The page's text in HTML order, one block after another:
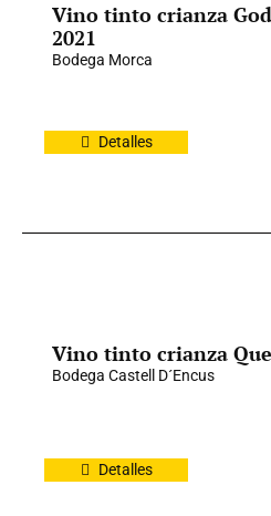
Vino tinto crianza
2021
Bodega Morca
Detalles
Vino tinto crianza
Bodega Castell D´Encus
Detalles